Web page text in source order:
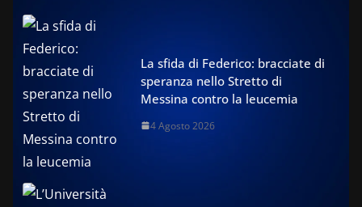
La sfida di Federico: bracciate di
speranza nello Stretto di
Messina contro la leucemia
4 Agosto 2026